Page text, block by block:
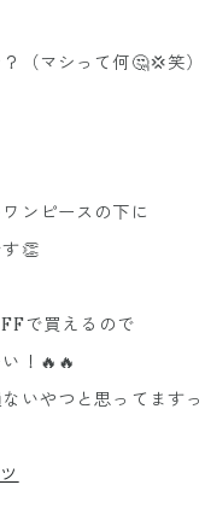
（マシって何🤔💢笑）
ンピースの下に
👏
で買えるので
！🔥🔥
いやつと思ってますっ